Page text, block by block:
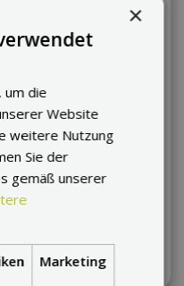
black
×
um die
Website
weitere Nutzung
Sie der
gemäß unserer
Marketing